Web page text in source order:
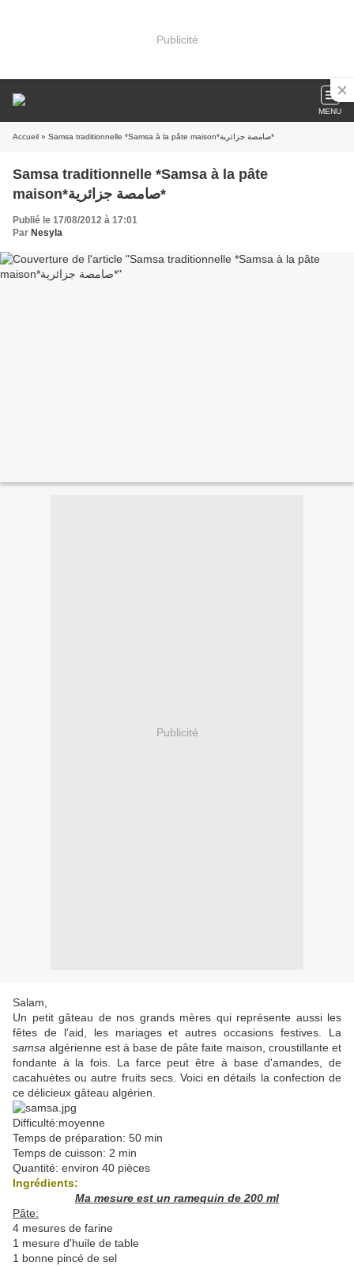
Publicité
MENU
Accueil » Samsa traditionnelle *Samsa à la pâte maison*صامصة جزائرية*
Samsa traditionnelle *Samsa à la pâte
maison*صامصة جزائرية*
Publié le 17/08/2012 à 17:01
Par Nesyla
Publicité
Salam,
Un petit gâteau de nos grands mères qui représente aussi les
fêtes de l'aid, les mariages et autres occasions festives. La
samsa algérienne est à base de pâte faite maison, croustillante et
fondante à la fois. La farce peut être à base d'amandes, de
cacahuètes ou autre fruits secs. Voici en détails la confection de
ce délicieux gâteau algérien.
Difficulté:moyenne
Temps de préparation: 50 min
Temps de cuisson: 2 min
Quantité: environ 40 pièces
Ingrédients:
Ma mesure est un ramequin de 200 ml
Pâte:
4 mesures de farine
1 mesure d'huile de table
1 bonne pincé de sel